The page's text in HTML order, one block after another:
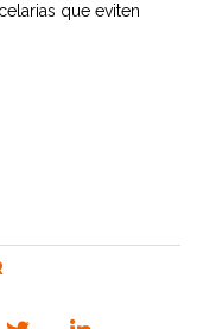
que eviten